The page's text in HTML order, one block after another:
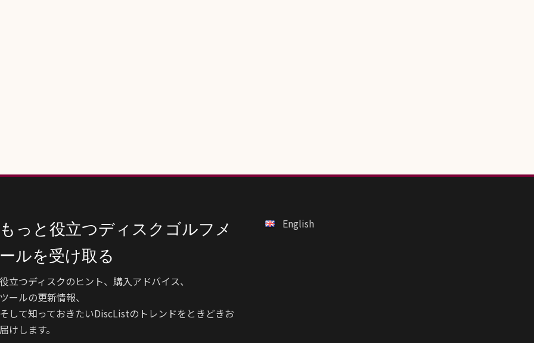
っと役立つディスクゴルフメ
ルを受け取る
立つディスクのヒント、購入アドバイス、
ールの更新情報、
して知っておきたいDiscListのトレンドをときどきお
けします。
English